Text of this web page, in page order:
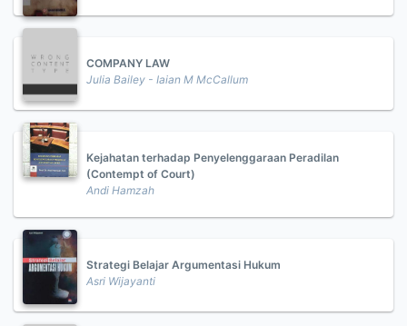
COMPANY LAW
Julia Bailey - Iaian M McCallum
Kejahatan terhadap Penyelenggaraan Peradilan
(Contempt of Court)
Andi Hamzah
Strategi Belajar Argumentasi Hukum
Asri Wijayanti